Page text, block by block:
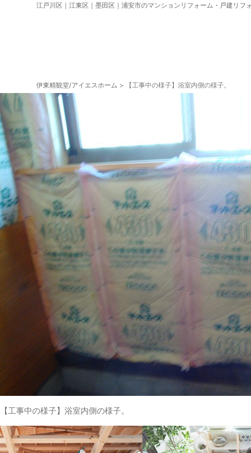
江戸川区｜江東区｜墨田区｜浦安市のマンションリフォーム・戸建リフ
伊東精観堂/アイエスホーム > 【工事中の様子】浴室内側の様子。
【工事中の様子】浴室内側の様子。